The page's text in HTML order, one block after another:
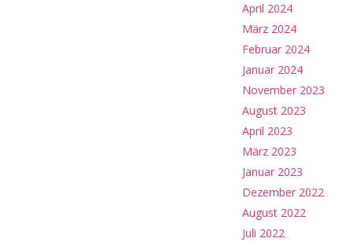
April 2024
März 2024
Februar 2024
Januar 2024
November 2023
August 2023
April 2023
März 2023
Januar 2023
Dezember 2022
August 2022
Juli 2022